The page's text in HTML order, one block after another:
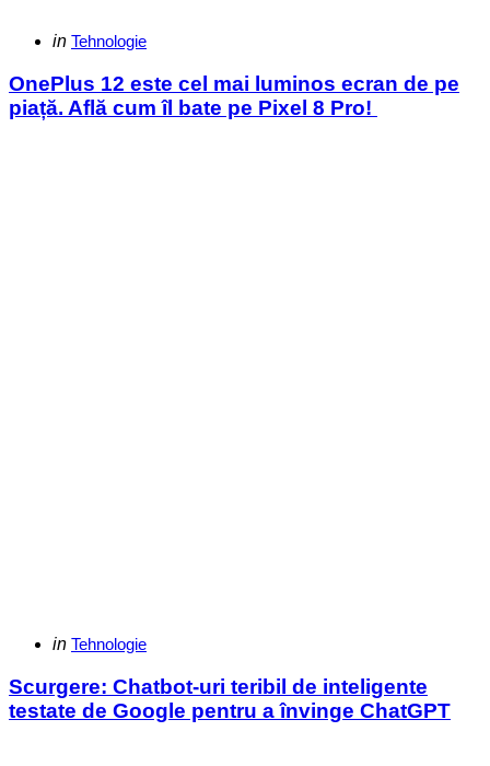
Categories
Posted
in Tehnologie
OnePlus 12 este cel mai luminos ecran de pe
piață. Află cum îl bate pe Pixel 8 Pro!
Categories
Posted
in Tehnologie
Scurgere: Chatbot-uri teribil de inteligente
testate de Google pentru a învinge ChatGPT